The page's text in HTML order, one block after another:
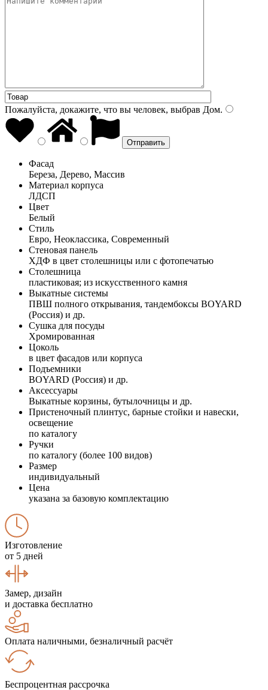
Пожалуйста, докажите, что вы человек, выбрав Дом.
Фасад
Береза, Дерево, Массив
Материал корпуса
ЛДСП
Цвет
Белый
Стиль
Евро, Неоклассика, Современный
Стеновая панель
ХДФ в цвет столешницы или с фотопечатью
Столешница
пластиковая; из искусственного камня
Выкатные системы
ПВШ полного открывания, тандембоксы BOYARD
(Россия) и др.
Сушка для посуды
Хромированная
Цоколь
в цвет фасадов или корпуса
Подъемники
BOYARD (Россия) и др.
Аксессуары
Выкатные корзины, бутылочницы и др.
Пристеночный плинтус, барные стойки и навески,
освещение
по каталогу
Ручки
по каталогу (более 100 видов)
Размер
индивидуальный
Цена
указана за базовую комплектацию
Изготовление
от 5 дней
Замер, дизайн
и доставка бесплатно
Оплата наличными, безналичный расчёт
Беспроцентная рассрочка